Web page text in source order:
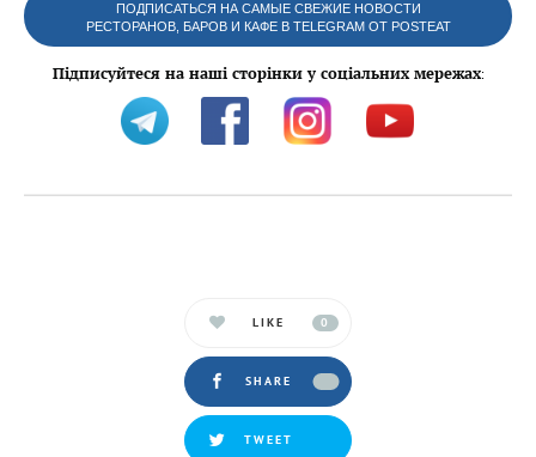
ПОДПИСАТЬСЯ НА САМЫЕ СВЕЖИЕ НОВОСТИ
РЕСТОРАНОВ, БАРОВ И КАФЕ В TELEGRAM ОТ POSTEAT
Підписуйтеся на наші сторінки у соціальних мережах:
LIKE 0
SHARE
TWEET